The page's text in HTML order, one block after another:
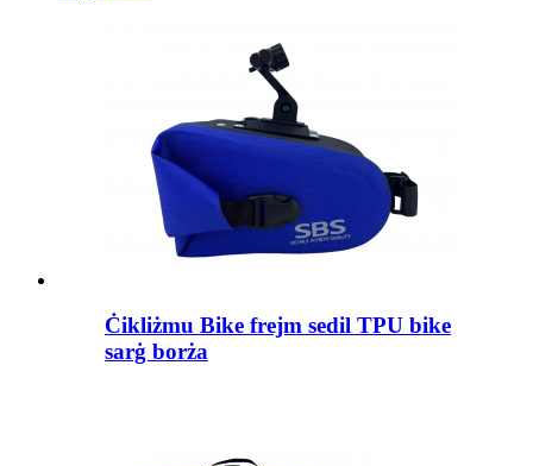
Ċikliżmu Bike frejm sedil TPU bike
sarġ borża